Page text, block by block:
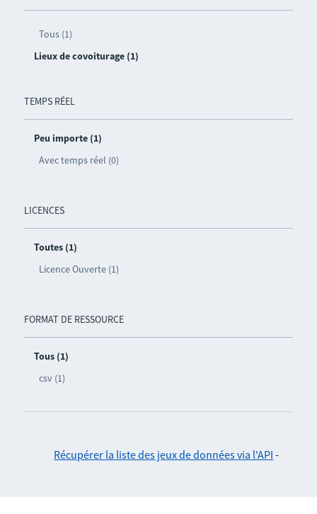
Tous (1)
Lieux de covoiturage (1)
TEMPS RÉEL
Peu importe (1)
Avec temps réel (0)
LICENCES
Toutes (1)
Licence Ouverte (1)
FORMAT DE RESSOURCE
Tous (1)
csv (1)
Récupérer la liste des jeux de données via l'API -